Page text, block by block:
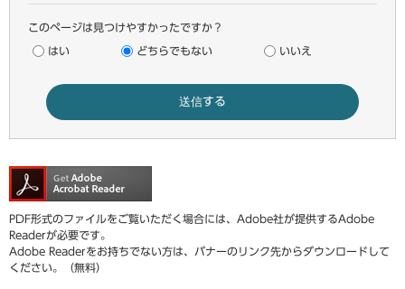
このページは見つけやすかったですか？
はい どちらでもない いいえ
PDF形式のファイルをご覧いただく場合には、Adobe社が提供するAdobe
Readerが必要です。
Adobe Readerをお持ちでない方は、バナーのリンク先からダウンロードして
ください。（無料）